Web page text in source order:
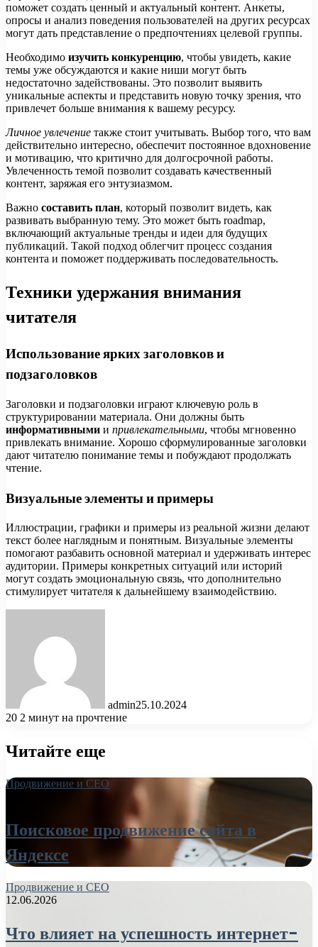
поможет создать ценный и актуальный контент. Анкеты,
опросы и анализ поведения пользователей на других ресурсах
могут дать представление о предпочтениях целевой группы.
Необходимо изучить конкуренцию, чтобы увидеть, какие
темы уже обсуждаются и какие ниши могут быть
недостаточно задействованы. Это позволит выявить
уникальные аспекты и представить новую точку зрения, что
привлечет больше внимания к вашему ресурсу.
Личное увлечение также стоит учитывать. Выбор того, что вам
действительно интересно, обеспечит постоянное вдохновение
и мотивацию, что критично для долгосрочной работы.
Увлеченность темой позволит создавать качественный
контент, заряжая его энтузиазмом.
Важно составить план, который позволит видеть, как
развивать выбранную тему. Это может быть roadmap,
включающий актуальные тренды и идеи для будущих
публикаций. Такой подход облегчит процесс создания
контента и поможет поддерживать последовательность.
Техники удержания внимания
читателя
Использование ярких заголовков и
подзаголовков
Заголовки и подзаголовки играют ключевую роль в
структурировании материала. Они должны быть
информативными и привлекательными, чтобы мгновенно
привлекать внимание. Хорошо сформулированные заголовки
дают читателю понимание темы и побуждают продолжать
чтение.
Визуальные элементы и примеры
Иллюстрации, графики и примеры из реальной жизни делают
текст более наглядным и понятным. Визуальные элементы
помогают разбавить основной материал и удерживать интерес
аудитории. Примеры конкретных ситуаций или историй
могут создать эмоциональную связь, что дополнительно
стимулирует читателя к дальнейшему взаимодействию.
admin25.10.2024
20 2 минут на прочтение
Читайте еще
Продвижение и СЕО
Поисковое продвижение сайта в
Яндексе
Продвижение и СЕО
12.06.2026
Что влияет на успешность интернет-